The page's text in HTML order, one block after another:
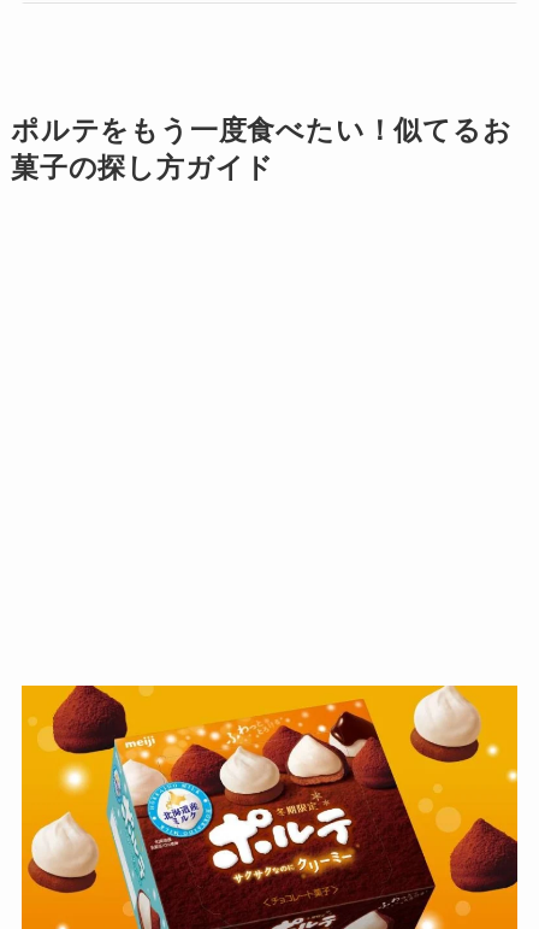
ポルテをもう一度食べたい！似てるお
菓子の探し方ガイド